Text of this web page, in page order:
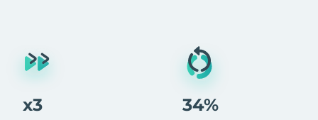
x3 34%